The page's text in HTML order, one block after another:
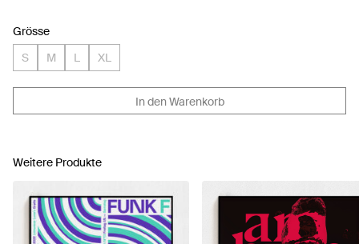
Grösse
S
M L XL
In den Warenkorb
Weitere Produkte